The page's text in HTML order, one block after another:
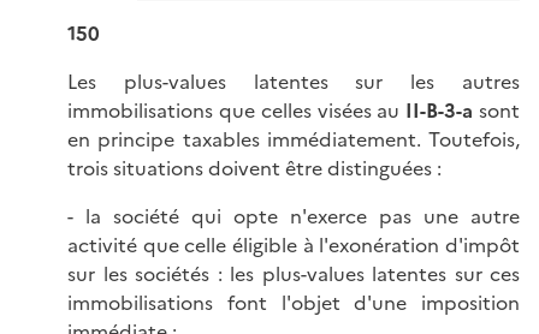
150
Les plus-values latentes sur les autres
immobilisations que celles visées au II-B-3-a sont
en principe taxables immédiatement. Toutefois,
trois situations doivent être distinguées :
- la société qui opte n'exerce pas une autre
activité que celle éligible à l'exonération d'impôt
sur les sociétés : les plus-values latentes sur ces
immobilisations font l'objet d'une imposition